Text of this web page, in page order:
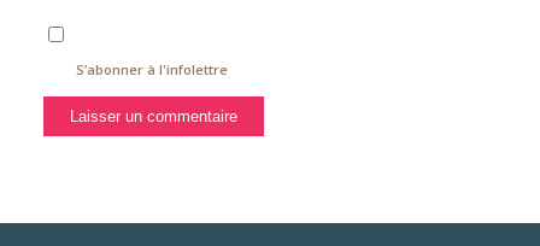
S’abonner à l'infolettre